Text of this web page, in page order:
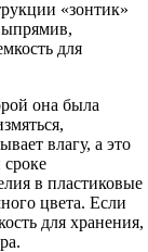
«зонтик»
для
она была
влагу, а это
в пластиковые
цвета. Если
для хранения,